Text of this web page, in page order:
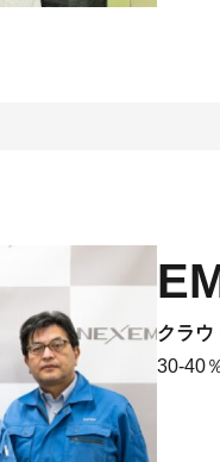
クラウ
30-40